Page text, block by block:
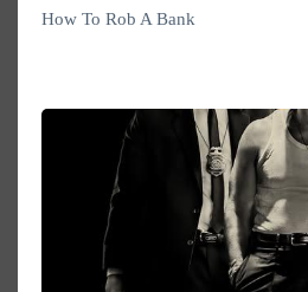
How To Rob A Bank